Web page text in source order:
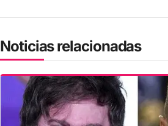
Noticias relacionadas